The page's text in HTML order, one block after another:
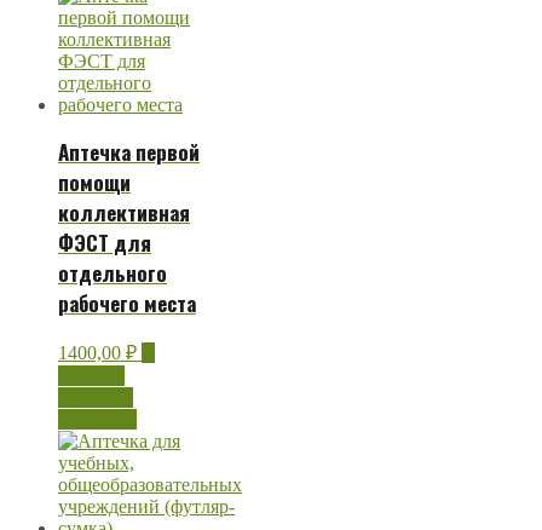
Аптечка первой
помощи
коллективная
ФЭСТ для
отдельного
рабочего места
1400,00 ₽